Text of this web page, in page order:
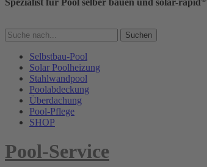
Suchen
Selbstbau-Pool
Solar Poolheizung
Stahlwandpool
Poolabdeckung
Überdachung
Pool-Pflege
SHOP
Pool-Service